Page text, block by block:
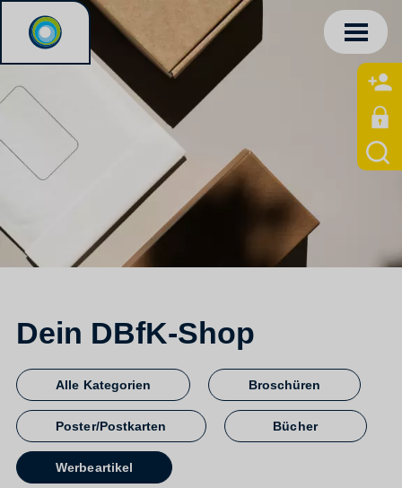
Dein DBfK-Shop
Alle Kategorien Broschüren
Poster/Postkarten Bücher
Werbeartikel